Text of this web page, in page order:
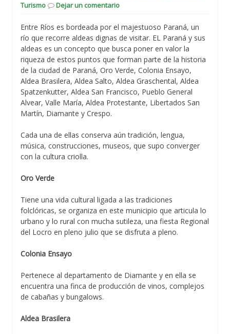
Turismo
Dejar un comentario
Entre Ríos es bordeada por el majestuoso Paraná, un
río que recorre aldeas dignas de visitar. EL Paraná y sus
aldeas es un concepto que busca poner en valor la
riqueza de estos puntos que forman parte de la historia
de la ciudad de Paraná, Oro Verde, Colonia Ensayo,
Aldea Brasilera, Aldea Salto, Aldea Graschental, Aldea
Spatzenkutter, Aldea San Francisco, Pueblo General
Alvear, Valle María, Aldea Protestante, Libertados San
Martín, Diamante y Crespo.
Cada una de ellas conserva aún tradición, lengua,
música, construcciones, museos, que supo converger
con la cultura criolla.
Oro Verde
Tiene una vida cultural ligada a las tradiciones
folclóricas, se organiza en este municipio que articula lo
urbano y lo rural con mucha sutileza, una fiesta Regional
del Locro en pleno julio que se disfruta a pleno.
Colonia Ensayo
Pertenece al departamento de Diamante y en ella se
encuentra una finca de producción de vinos, complejos
de cabañas y bungalows.
Aldea Brasilera